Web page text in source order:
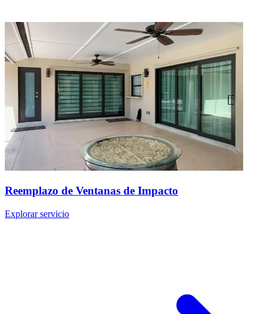
Reemplazo de Ventanas de Impacto
Explorar servicio